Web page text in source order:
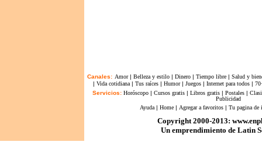
Canales: Amor| Belleza y estilo | Dinero | Tiempo libre | Salud y
| Vida cotidiana | Tus raíces | Humor| Juegos | Internet para todos |
Servicios: Horóscopo | Cursos gratis | Libros gratis | Postales |
Publicidad
Ayuda| Home| Agregar a favoritos| Tu pagina de
Copyright 2000-2013:
Un emprendimiento de Latin